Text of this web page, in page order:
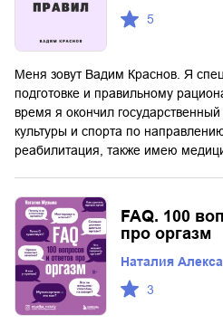
5
Меня зовут Вадим Краснов. Я
подготовке и правильному
время я окончил
культуры и спорта по
реабилитация, также имею
FAQ. 100
про оргазм
Наталия
3